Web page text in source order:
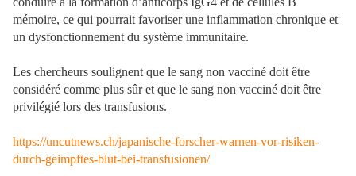
mémoire, ce qui pourrait favoriser une inflammation chronique et
un dysfonctionnement du système immunitaire.
Les chercheurs soulignent que le sang non vacciné doit être
considéré comme plus sûr et que le sang non vacciné doit être
privilégié lors des transfusions.
https://uncutnews.ch/japanische-forscher-warnen-vor-risiken-
durch-geimpftes-blut-bei-transfusionen/